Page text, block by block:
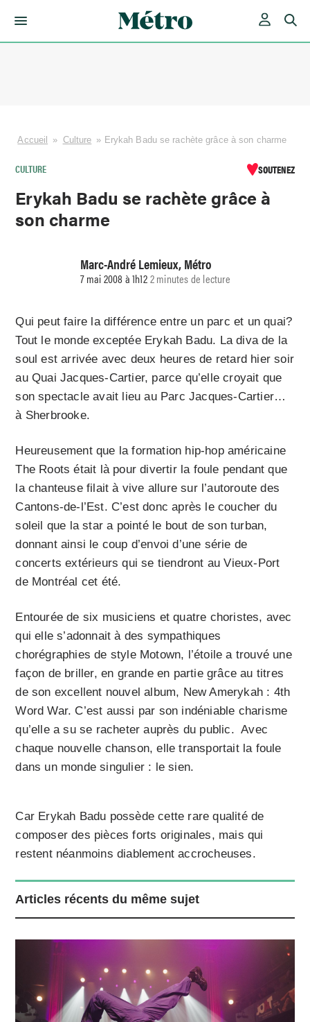
Accueil » Culture » Erykah Badu se rachète grâce à son charme
CULTURE SOUTENEZ
Erykah Badu se rachète grâce à
son charme
Marc-André Lemieux, Métro
7 mai 2008 à 1h122 minutes de lecture
Qui peut faire la différence entre un parc et un quai?
Tout le monde exceptée Erykah Badu. La diva de la
soul est arrivée avec deux heures de retard hier soir
au Quai Jacques-Cartier, parce qu’elle croyait que
son spectacle avait lieu au Parc Jacques-Cartier…
à Sherbrooke.
Heureusement que la formation hip-hop américaine
The Roots était là pour divertir la foule pendant que
la chanteuse filait à vive allure sur l’autoroute des
Cantons-de-l’Est. C’est donc après le coucher du
soleil que la star a pointé le bout de son turban,
donnant ainsi le coup d’envoi d’une série de
concerts extérieurs qui se tiendront au Vieux-Port
de Montréal cet été.
Entourée de six musiciens et quatre choristes, avec
qui elle s’adonnait à des sympathiques
chorégraphies de style Motown, l’étoile a trouvé une
façon de briller, en grande en partie grâce au titres
de son excellent nouvel album, New Amerykah : 4th
Word War. C’est aussi par son indéniable charisme
qu’elle a su se racheter auprès du public. Avec
chaque nouvelle chanson, elle transportait la foule
dans un monde singulier : le sien.
Car Erykah Badu possède cette rare qualité de
composer des pièces forts originales, mais qui
restent néanmoins diablement accrocheuses.
Articles récents du même sujet